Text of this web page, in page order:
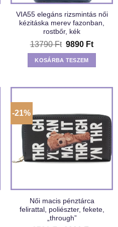
Ft.
VIA55 elegáns rizsmintás női
kézitáska merev fazonban,
rostbőr, kék
13790Ft Original
price
was:
13790 Ft.
9890 Ft
price
9890
KOSÁRBA TESZEM
-21%
Női macis pénztárca
felirattal, poliészter, fekete,
„through”